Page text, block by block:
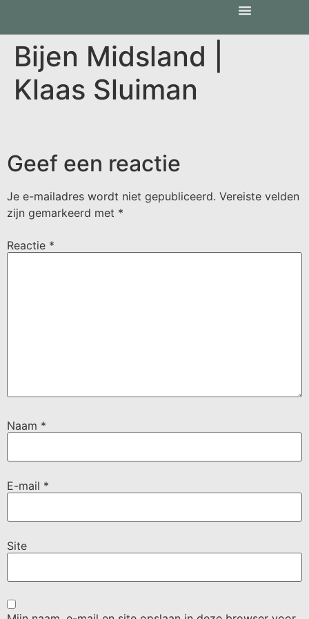
Bijen Midsland |
Klaas Sluiman
Geef een reactie
Je e-mailadres wordt niet gepubliceerd. Vereiste velden
zijn gemarkeerd met *
Reactie *
Naam *
E-mail *
Site